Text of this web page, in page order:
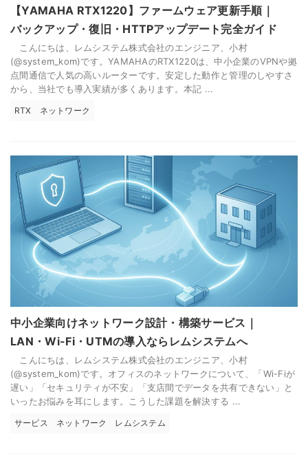
【YAMAHA RTX1220】ファームウェア更新手順｜
バックアップ・復旧・HTTPアップデート完全ガイド
こんにちは、レムシステム株式会社のエンジニア、小村
(@system_kom)です。YAMAHAのRTX1220は、中小企業のVPNや拠
点間通信で人気の高いルーターです。安定した動作と管理のしやすさ
から、当社でも導入実績が多くあります。本記 ...
RTX ネットワーク
中小企業向けネットワーク設計・構築サービス｜
LAN・Wi-Fi・UTMの導入ならレムシステムへ
こんにちは、レムシステム株式会社のエンジニア、小村
(@system_kom)です。オフィスのネットワークについて、「Wi-Fiが
遅い」「セキュリティが不安」「支店間でデータを共有できない」と
いったお悩みを耳にします。こうした課題を解決する ...
サービス ネットワーク レムシステム